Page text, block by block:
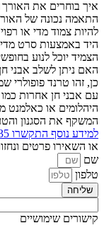
איך בוחרים את האורך
התאמה נכונה של
להיות צמוד מדי או
היד באמצעות סרט
הצמיד יוכל לנוע
האם ניתן לשלב אבני
כן, זהו טרנד פופולרי
עם אבני חן אחרות כמו
היהלומים או כאלמנט
המשקף את הסגנון
למידע נוסף התקשרו
או השאירו פרטים
שם
טלפון
שליחה
קישורים שימושיים